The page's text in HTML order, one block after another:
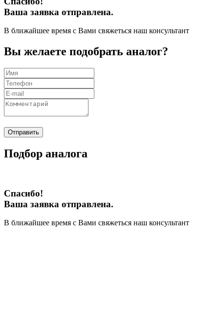
Ваша заявка отправлена.
В ближайшее время с Вами свяжеться наш консультант
Вы желаете подобрать аналог?
Отправить
Подбор аналога
Спасибо!
Ваша заявка отправлена.
В ближайшее время с Вами свяжеться наш консультант